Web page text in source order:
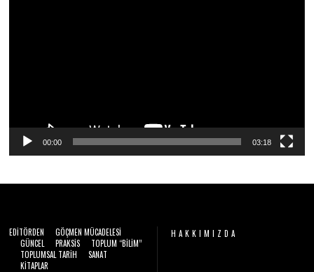
00:00 03:18
EDITÖRDEN
GÖÇMEN MÜCADELESI
GÜNCEL
PRAKSIS
TOPLUM “BILIM”
TOPLUMSAL TARIH
SANAT
KITAPLAR
HAKKIMIZDA